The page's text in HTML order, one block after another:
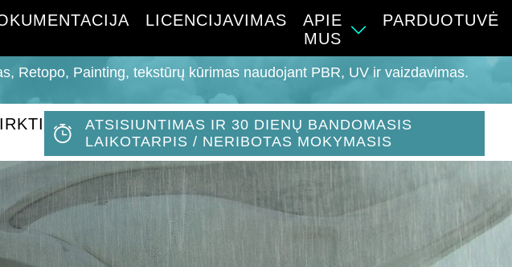
LICENCIJAVIMAS
APIE
MUS
PARDUOTUVĖ
Retopo, Painting, tekstūrų kūrimas naudojant PBR, UV ir vaizdavimas.
ATSISIUNTIMAS IR 30 DIENŲ BANDOMASIS
LAIKOTARPIS / NERIBOTAS MOKYMASIS